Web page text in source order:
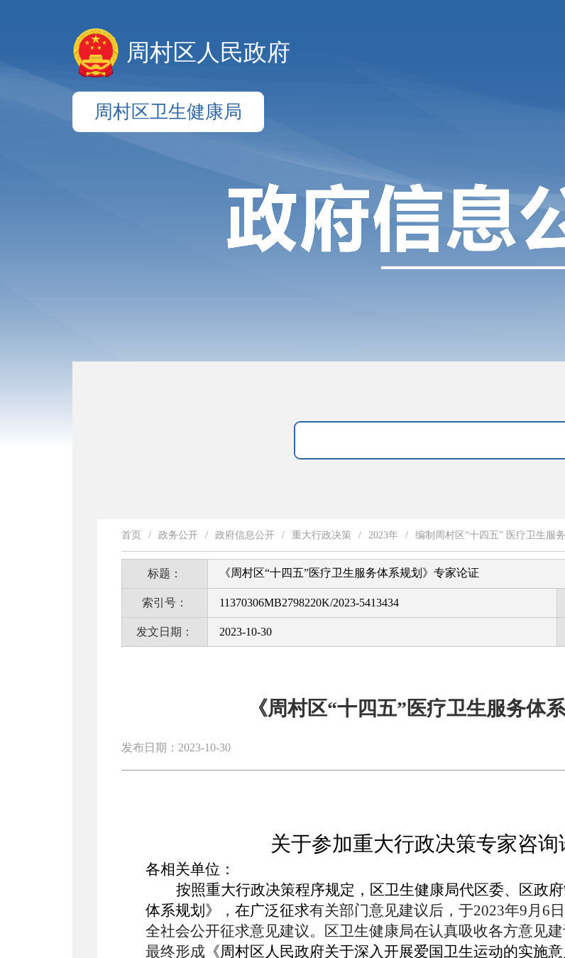
周村区人民政府
周村区卫生健康局
首页 / 政务公开 / 政府信息公开 / 重大行政决策 / 2023年 / 编制周村区“十四五” 医疗卫生服
标题： 《周村区“十四五”医疗卫生服务体系规划》专家论证
索引号： 11370306MB2798220K/2023-5413434
发文日期： 2023-10-30
《周村区“十四五”医疗卫生服务体
发布日期：2023-10-30
关于参加重大行政决策专家咨询
各相关单位 ：
按照重大行政决策程序规定，区卫生健康局代区委、区政
体系规划 》 ， 在广泛征求有关部门意见建议后，于2023年9月6
全社会公开征求意见建议。区卫生健康局在认真吸收各方意见
最终形成 《周村区人民政府关于深入开展爱国卫生运动的实施